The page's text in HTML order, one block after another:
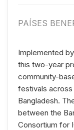
PAÍSES
Implemented
this two-year
community-
festivals
Bangladesh.
between the
Consortium for